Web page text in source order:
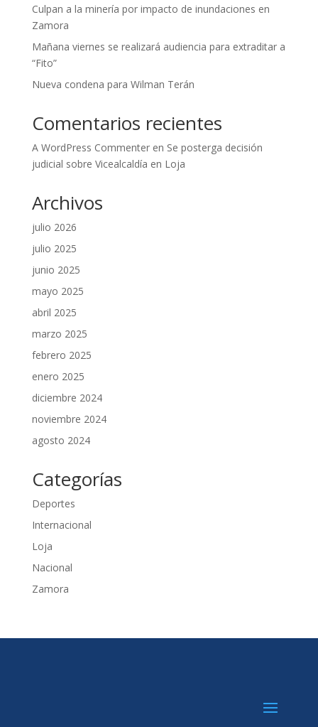
Culpan a la minería por impacto de inundaciones en
Zamora
Mañana viernes se realizará audiencia para extraditar a
“Fito”
Nueva condena para Wilman Terán
Comentarios recientes
A WordPress Commenteren Se posterga decisión
judicial sobre Vicealcaldía en Loja
Archivos
julio 2026
julio 2025
junio 2025
mayo 2025
abril 2025
marzo 2025
febrero 2025
enero 2025
diciembre 2024
noviembre 2024
agosto 2024
Categorías
Deportes
Internacional
Loja
Nacional
Zamora